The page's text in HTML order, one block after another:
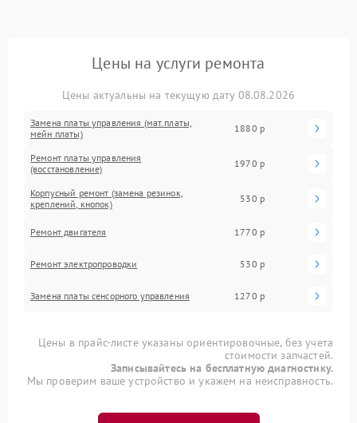
Цены на услуги ремонта
Цены актуальны на текущую дату 08.08.2026
Замена платы управления (мат.платы,
мейн платы)
1880 р
Ремонт платы управления
(восстановление)
1970 р
Корпусный ремонт (замена резинок,
креплений, кнопок)
530 р
Ремонт двигателя 1770 р
Ремонт электропроводки 530 р
Замена платы сенсорного управления 1270 р
Цены в прайс-листе указаны ориентировочные, без учета
стоимости запчастей.
Записывайтесь на бесплатную диагностику.
Мы проверим ваше устройство и укажем на неисправность.